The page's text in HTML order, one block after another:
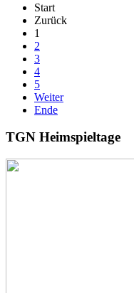
Start
Zurück
1
2
3
4
5
Weiter
Ende
TGN Heimspieltage